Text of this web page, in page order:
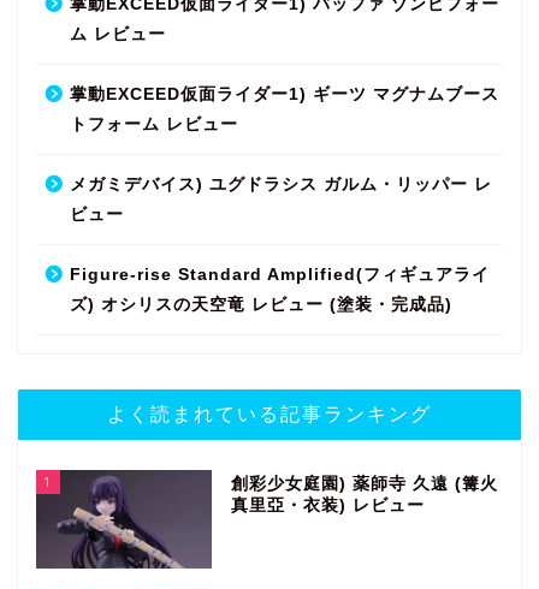
掌動EXCEED仮面ライダー1) バッファ ゾンビフォー
ム レビュー
掌動EXCEED仮面ライダー1) ギーツ マグナムブース
トフォーム レビュー
メガミデバイス) ユグドラシス ガルム・リッパー レ
ビュー
Figure-rise Standard Amplified(フィギュアライ
ズ) オシリスの天空竜 レビュー (塗装・完成品)
よく読まれている記事ランキング
1
創彩少女庭園) 薬師寺 久遠 (篝火
真里亞・衣装) レビュー